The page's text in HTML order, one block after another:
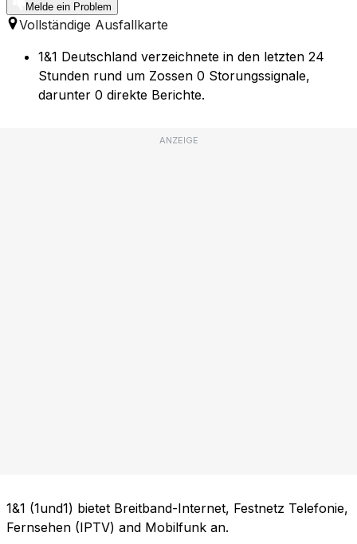
Melde ein Problem
Vollständige Ausfallkarte
1&1 Deutschland verzeichnete in den letzten 24
Stunden rund um Zossen 0 Storungssignale,
darunter 0 direkte Berichte.
ANZEIGE
1&1 (1und1) bietet Breitband-Internet, Festnetz Telefonie,
Fernsehen (IPTV) and Mobilfunk an.